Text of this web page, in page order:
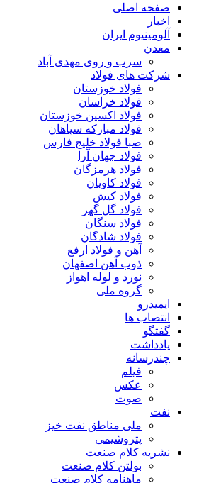
صفحه اصلی
اخبار
آلومینیوم ایران
معدن
سرب و روی مهدی آباد
شرکت های فولاد
فولاد خوزستان
فولاد خراسان
فولاد اکسین خوزستان
فولاد مبارکه سپاهان
صبا فولاد خلیج فارس
فولاد جهان آرا
فولاد هرمزگان
فولاد کاویان
فولاد کیش
فولاد گل گهر
فولاد سنگان
فولاد شادگان
آهن و فولاد ارفع
ذوب آهن اصفهان
نورد و لوله اهواز
گروه ملی
ایمیدرو
انتصاب ها
گفتگو
یادداشت
چندرسانه
فیلم
عکس
صوت
نفت
ملی مناطق نفت خیز
پتروشیمی
نشریه کلام صنعت
بولتن کلام صنعت
ماهنامه کلام صنعت